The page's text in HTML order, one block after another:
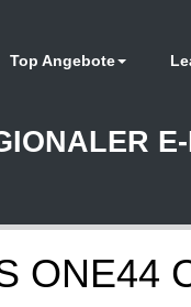
Top Angebote
ONE44